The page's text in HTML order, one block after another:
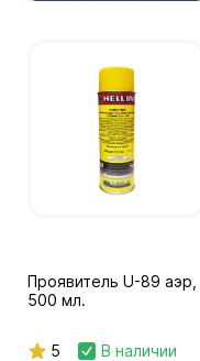
Проявитель U-89 аэр,
500 мл.
5 В наличии